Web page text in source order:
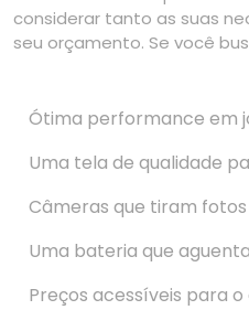
considerar tanto as suas
seu orçamento. Se você
Ótima performance em
Uma tela de qualidade
Câmeras que tiram
Uma bateria que
Preços acessíveis para